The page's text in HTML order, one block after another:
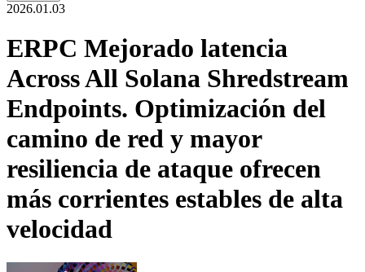
2026.01.03
ERPC Mejorado latencia
Across All Solana Shredstream
Endpoints. Optimización del
camino de red y mayor
resiliencia de ataque ofrecen
más corrientes estables de alta
velocidad